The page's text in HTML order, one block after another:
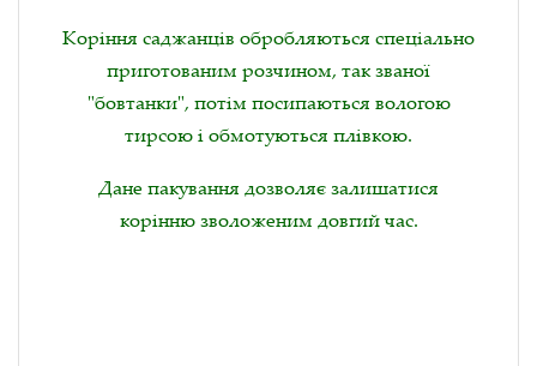
Коріння саджанців обробляються спеціально
приготованим розчином, так званої
"бовтанки", потім посипаються вологою
тирсою і обмотуються плівкою.
Дане пакування дозволяє залишатися
корінню зволоженим довгий час.